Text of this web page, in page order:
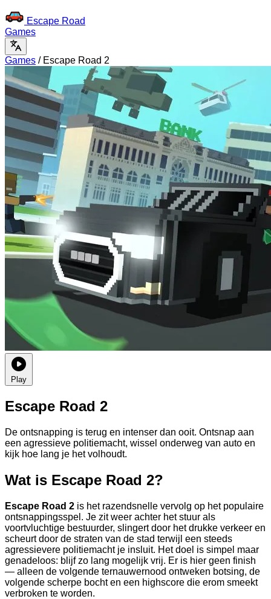
Escape Road
Games
Games / Escape Road 2
Play
Escape Road 2
De ontsnapping is terug en intenser dan ooit. Ontsnap aan
een agressieve politiemacht, wissel onderweg van auto en
kijk hoe lang je het volhoudt.
Wat is Escape Road 2?
Escape Road 2 is het razendsnelle vervolg op het populaire
ontsnappingsspel. Je zit weer achter het stuur als
voortvluchtige bestuurder, slingert door het drukke verkeer en
scheurt door de straten van de stad terwijl een steeds
agressievere politiemacht je insluit. Het doel is simpel maar
genadeloos: blijf zo lang mogelijk vrij. Er is hier geen finish
— alleen de volgende ternauwernood ontweken botsing, de
volgende scherpe bocht en een highscore die erom smeekt
verbroken te worden.